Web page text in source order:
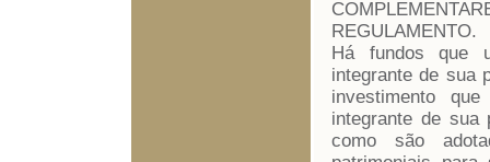
REGULAMENTO.
Há fundos que
integrante de sua
investimento
integrante de sua
como são